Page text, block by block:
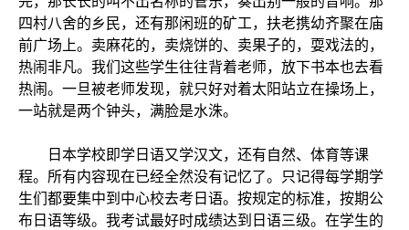
四村八舍的乡民，还有那闲班的矿工，扶老携幼齐聚在庙
前广场上。卖麻花的，卖烧饼的、卖果子的，耍戏法的，
热闹非凡。我们这些学生往往背着老师，放下书本也去看
热闹。一旦被老师发现，就只好对着太阳站立在操场上，
一站就是两个钟头，满脸是水洙。
日本学校即学日语又学汉文，还有自然、体育等课
程。所有内容现在已经全然没有记忆了。只记得每学期学
生们都要集中到中心校去考日语。按规定的标准，按期公
布日语等级。我考试最好时成绩达到日语三级。在学生的